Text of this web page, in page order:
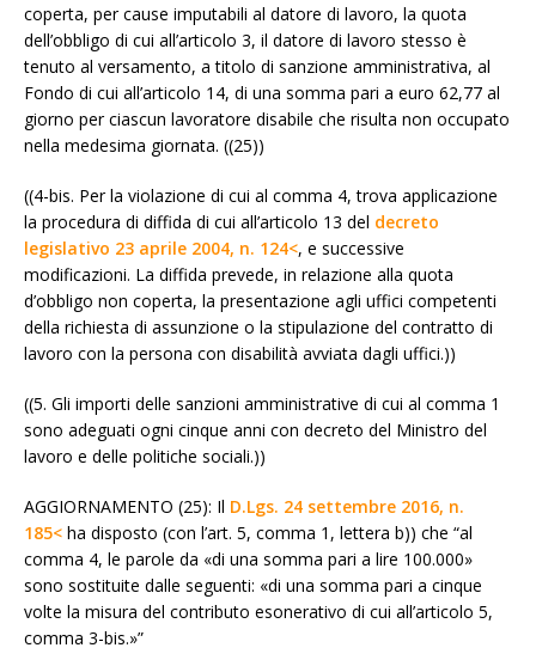
coperta, per cause imputabili al datore di lavoro, la quota
dell’obbligo di cui all’articolo 3, il datore di lavoro stesso è
tenuto al versamento, a titolo di sanzione amministrativa, al
Fondo di cui all’articolo 14, di una somma pari a euro 62,77 al
giorno per ciascun lavoratore disabile che risulta non occupato
nella medesima giornata. ((25))
((4-bis. Per la violazione di cui al comma 4, trova applicazione
la procedura di diffida di cui all’articolo 13 del decreto
legislativo 23 aprile 2004, n. 124<, e successive
modificazioni. La diffida prevede, in relazione alla quota
d’obbligo non coperta, la presentazione agli uffici competenti
della richiesta di assunzione o la stipulazione del contratto di
lavoro con la persona con disabilità avviata dagli uffici.))
((5. Gli importi delle sanzioni amministrative di cui al comma 1
sono adeguati ogni cinque anni con decreto del Ministro del
lavoro e delle politiche sociali.))
AGGIORNAMENTO (25): Il D.Lgs. 24 settembre 2016, n.
185< ha disposto (con l’art. 5, comma 1, lettera b)) che “al
comma 4, le parole da «di una somma pari a lire 100.000»
sono sostituite dalle seguenti: «di una somma pari a cinque
volte la misura del contributo esonerativo di cui all’articolo 5,
comma 3-bis.»”